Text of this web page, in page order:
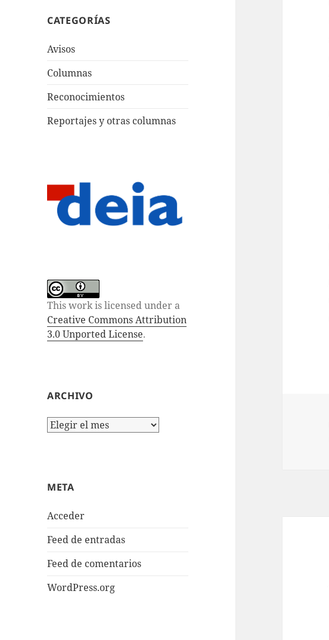
CATEGORÍAS
Avisos
Columnas
Reconocimientos
Reportajes y otras columnas
This work is licensed under a
Creative Commons Attribution
3.0 Unported License.
ARCHIVO
Archivo
META
Acceder
Feed de entradas
Feed de comentarios
WordPress.org